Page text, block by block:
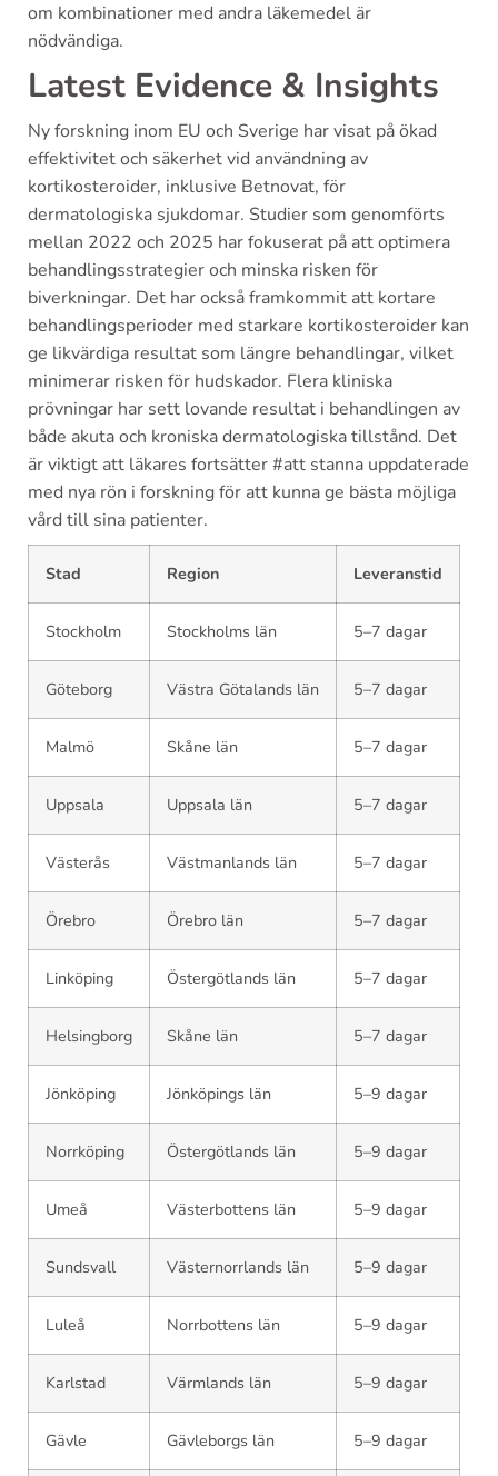
om kombinationer med andra läkemedel är
nödvändiga.
Latest Evidence & Insights
Ny forskning inom EU och Sverige har visat på ökad
effektivitet och säkerhet vid användning av
kortikosteroider, inklusive Betnovat, för
dermatologiska sjukdomar. Studier som genomförts
mellan 2022 och 2025 har fokuserat på att optimera
behandlingsstrategier och minska risken för
biverkningar. Det har också framkommit att kortare
behandlingsperioder med starkare kortikosteroider kan
ge likvärdiga resultat som längre behandlingar, vilket
minimerar risken för hudskador. Flera kliniska
prövningar har sett lovande resultat i behandlingen av
både akuta och kroniska dermatologiska tillstånd. Det
är viktigt att läkares fortsätter #att stanna uppdaterade
med nya rön i forskning för att kunna ge bästa möjliga
vård till sina patienter.
Stad Region Leveranstid
Stockholm Stockholms län 5–7 dagar
Göteborg Västra Götalands län 5–7 dagar
Malmö Skåne län 5–7 dagar
Uppsala Uppsala län 5–7 dagar
Västerås Västmanlands län 5–7 dagar
Örebro Örebro län 5–7 dagar
Linköping Östergötlands län 5–7 dagar
Helsingborg Skåne län 5–7 dagar
Jönköping Jönköpings län 5–9 dagar
Norrköping Östergötlands län 5–9 dagar
Umeå Västerbottens län 5–9 dagar
Sundsvall Västernorrlands län 5–9 dagar
Luleå Norrbottens län 5–9 dagar
Karlstad Värmlands län 5–9 dagar
Gävle Gävleborgs län 5–9 dagar